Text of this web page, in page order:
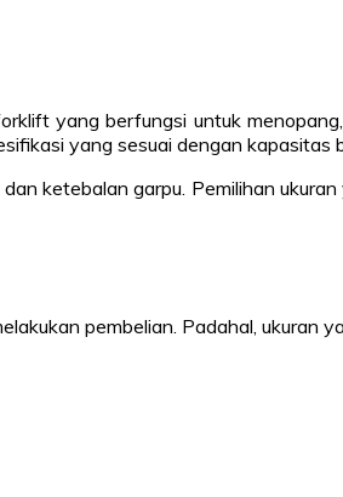
yang berfungsi untuk
yang sesuai dengan kapasitas
ketebalan garpu. Pemilihan
pembelian. Padahal, ukuran